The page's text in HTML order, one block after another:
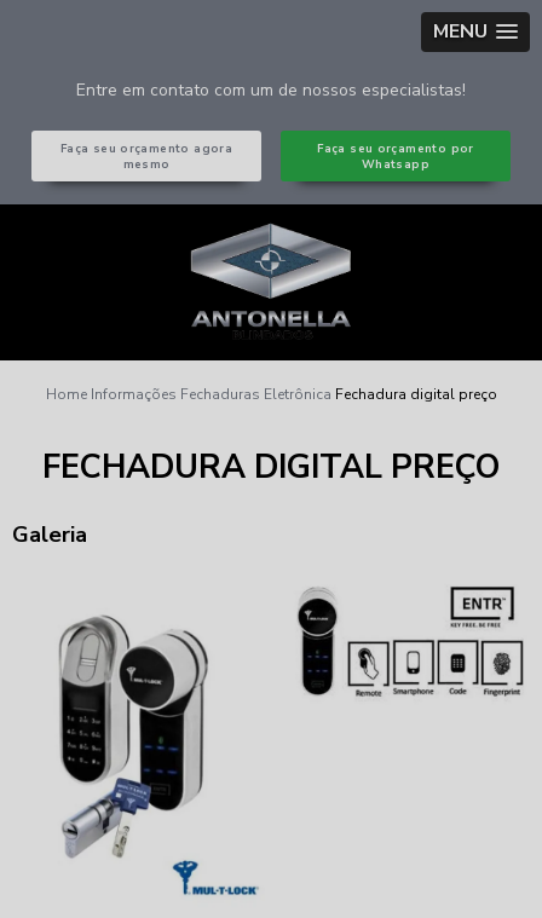
MENU
Entre em contato com um de nossos especialistas!
Faça seu orçamento agora
mesmo
Faça seu orçamento por
Whatsapp
Home Informações Fechaduras Eletrônica Fechadura digital preço
FECHADURA DIGITAL PREÇO
Galeria